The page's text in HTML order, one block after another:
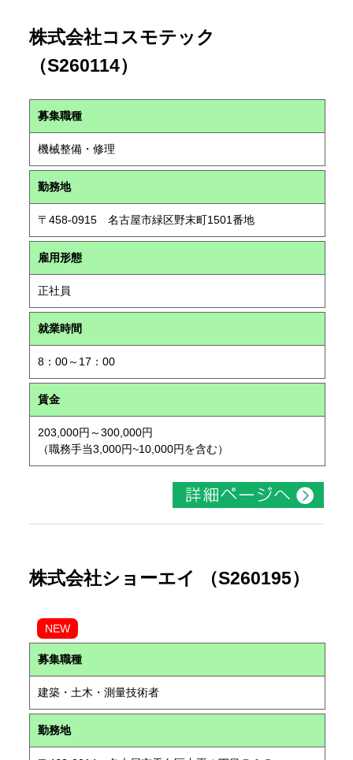
株式会社コスモテック
（S260114）
募集職種
機械整備・修理
勤務地
〒458-0915 名古屋市緑区野末町1501番地
雇用形態
正社員
就業時間
8：00～17：00
賃金
203,000円～300,000円
（職務手当3,000円~10,000円を含む）
株式会社ショーエイ （S260195）
NEW
募集職種
建築・土木・測量技術者
勤務地